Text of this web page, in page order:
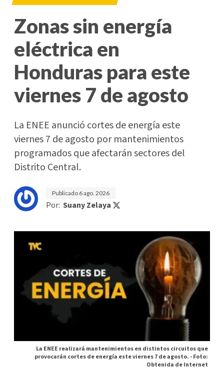
Zonas sin energía
eléctrica en
Honduras para este
viernes 7 de agosto
La ENEE anunció cortes de energía este
viernes 7 de agosto por mantenimientos
programados que afectarán sectores del
Distrito Central.
Publicado 6 ago. 2026
Por: Suany Zelaya
La ENEE realizará mantenimientos en distintos circuitos que
provocarán cortes de energía este viernes 7 de agosto. -Foto:
Obtenida de Internet